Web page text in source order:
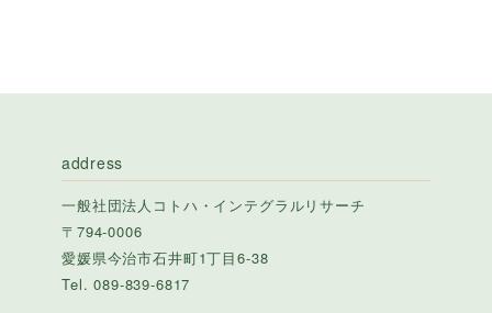
address
一般社団法人コトハ・インテグラルリサーチ
〒794-0006
愛媛県今治市石井町1丁目6-38
Tel. 089-839-6817